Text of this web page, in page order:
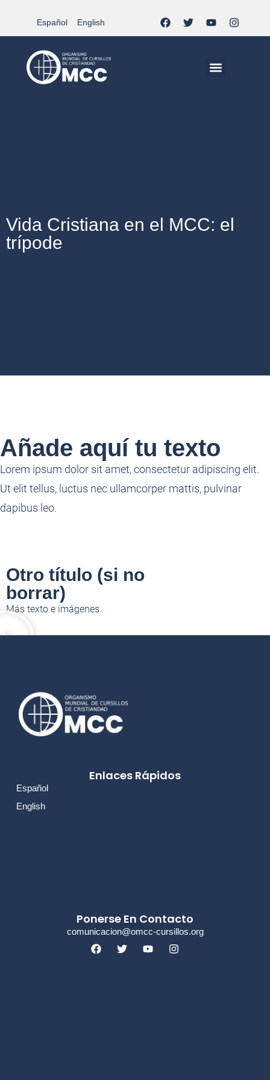
Español English
Vida Cristiana en el MCC: el
trípode
Añade aquí tu texto
Lorem ipsum dolor sit amet, consectetur adipiscing elit.
Ut elit tellus, luctus nec ullamcorper mattis, pulvinar
dapibus leo.
Otro título (si no
borrar)
Más texto e imágenes.
Enlaces Rápidos
Español
English
Ponerse En Contacto
comunicacion@omcc-cursillos.org